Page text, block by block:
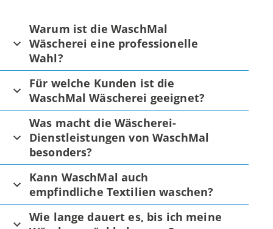
Warum ist die WaschMal
Wäscherei eine professionelle
Wahl?
Für welche Kunden ist die
WaschMal Wäscherei geeignet?
Was macht die Wäscherei-
Dienstleistungen von WaschMal
besonders?
Kann WaschMal auch
empfindliche Textilien waschen?
Wie lange dauert es, bis ich meine